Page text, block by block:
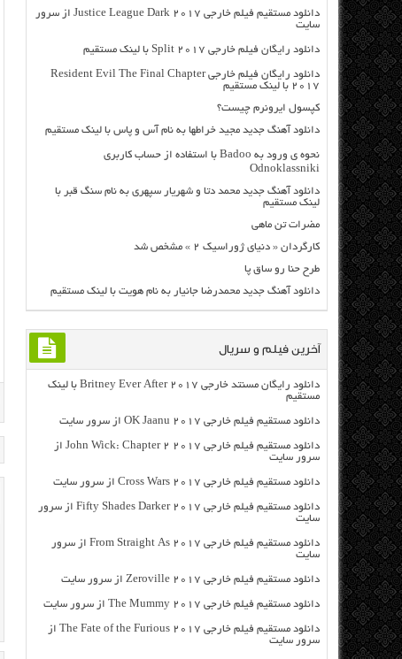
دانلود مستقیم فیلم خارجی Justice League Dark 2017 از سرور
سایت
دانلود رایگان فیلم خارجی Split 2017 با لینک مستقیم
دانلود رایگان فیلم خارجی Resident Evil The Final Chapter
2017 با لینک مستقیم
کپسول ایرونرم چیست؟
دانلود آهنگ جدید مجید خراطها به نام آس و پاس با لینک مستقیم
نحوه ی ورود به Badoo با استفاده از حساب کاربری
Odnoklassniki
دانلود آهنگ جدید محمد دتا و شهریار سپهری به نام سنگ قبر با
لینک مستقیم
مضرات تن ماهی
کارگردان « دنیای ژوراسیک 2 » مشخص شد
طرح حنا رو ساق پا
دانلود آهنگ جدید محمدرضا جانیار به نام هویت با لینک مستقیم
آخرین فیلم و سریال
دانلود رایگان مسنتد خارجی Britney Ever After 2017 با لینک
مستقیم
دانلود مستقیم فیلم خارجی OK Jaanu 2017 از سرور سایت
دانلود مستقیم فیلم خارجی John Wick: Chapter 2 2017 از
سرور سایت
دانلود مستقیم فیلم خارجی Cross Wars 2017 از سرور سایت
دانلود مستقیم فیلم خارجی Fifty Shades Darker 2017 از سرور
سایت
دانلود مستقیم فیلم خارجی From Straight As 2017 از سرور
سایت
دانلود مستقیم فیلم خارجی Zeroville 2017 از سرور سایت
دانلود مستقیم فیلم خارجی The Mummy 2017 از سرور سایت
دانلود مستقیم فیلم خارجی The Fate of the Furious 2017 از
سرور سایت